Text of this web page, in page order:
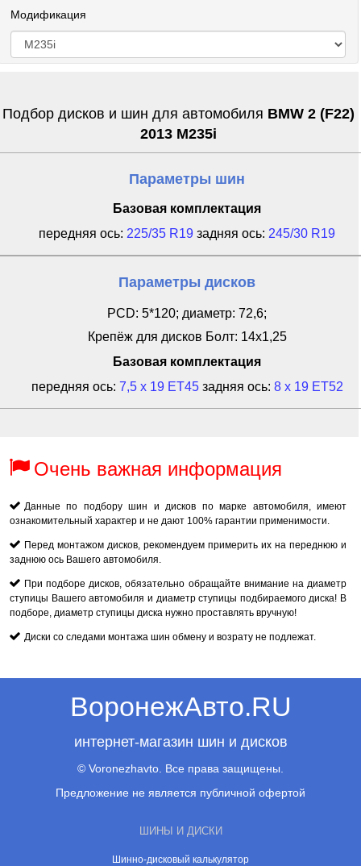
Модификация
Подбор дисков и шин для автомобиля BMW 2 (F22)
2013 M235i
Параметры шин
Базовая комплектация
передняя ось: 225/35 R19 задняя ось: 245/30 R19
Параметры дисков
PCD: 5*120; диаметр: 72,6;
Крепёж для дисков Болт: 14x1,25
Базовая комплектация
передняя ось: 7,5 x 19 ET45 задняя ось: 8 x 19 ET52
Очень важная информация
Данные по подбору шин и дисков по марке автомобиля, имеют
ознакомительный характер и не дают 100% гарантии применимости.
Перед монтажом дисков, рекомендуем примерить их на переднюю и
заднюю ось Вашего автомобиля.
При подборе дисков, обязательно обращайте внимание на диаметр
ступицы Вашего автомобиля и диаметр ступицы подбираемого диска! В
подборе, диаметр ступицы диска нужно проставлять вручную!
Диски со следами монтажа шин обмену и возрату не подлежат.
ВоронежАвто.RU
интернет-магазин шин и дисков
© Voronezhavto. Все права защищены.
Предложение не является публичной офертой
ШИНЫ И ДИСКИ
Шинно-дисковый калькулятор